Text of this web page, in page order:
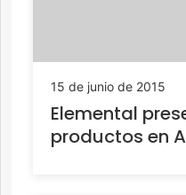
15 de junio de 2015
Elemental
productos en